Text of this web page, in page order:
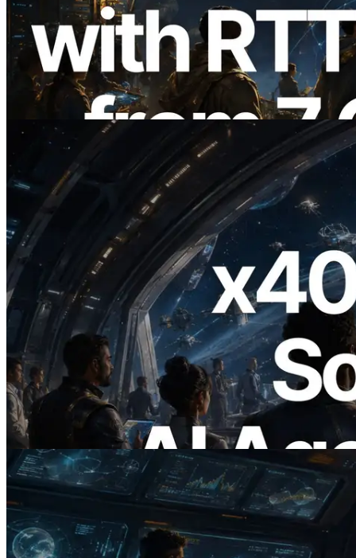
ERPC, Solana Leader Slot API'yi 7
küresel bölgeden ping ölçümüyle
genişletti — Validators Information API
de yayında
Bu makaleyi oku
2026.07.04
ERPC x402 destekli Solana RPC'yi
yayınladı — AI agent'ların ihtiyaç
duydukları API'ler için anında ödeme
yaptığı dönem
Bu makaleyi oku